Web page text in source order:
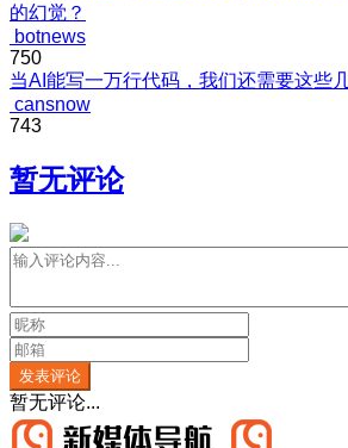
的幻觉？
botnews
750
当AI能写一万行代码，我们还需要这些
cansnow
743
暂无评论
发表评论
暂无评论...